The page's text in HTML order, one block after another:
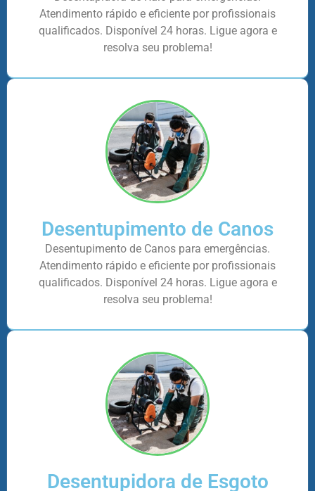
Atendimento rápido e eficiente por profissionais
qualificados. Disponível 24 horas. Ligue agora e
resolva seu problema!
Desentupimento de Canos
Desentupimento de Canos para emergências.
Atendimento rápido e eficiente por profissionais
qualificados. Disponível 24 horas. Ligue agora e
resolva seu problema!
Desentupidora de Esgoto